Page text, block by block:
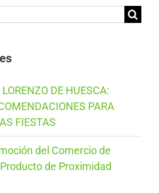
DE HUESCA:
PARA
FIESTAS
del Comercio de
de Proximidad